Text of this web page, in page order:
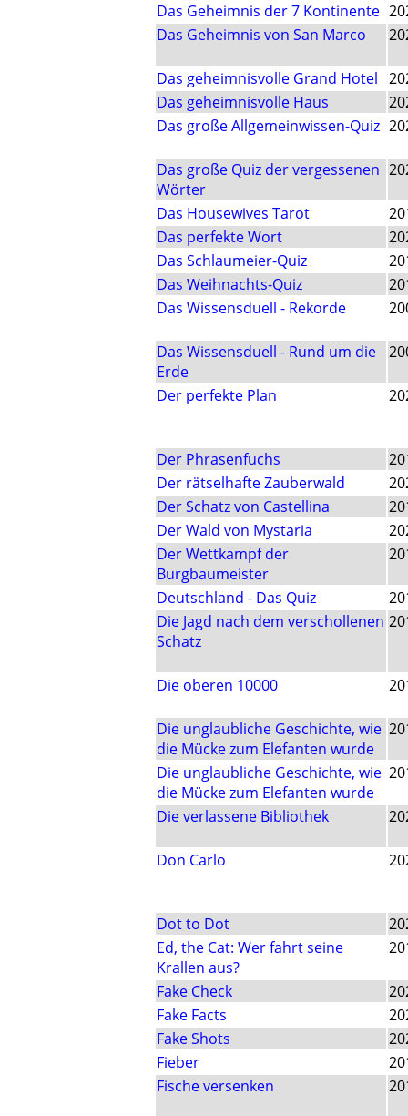
Das Geheimnis der 7 Kontinente
Das Geheimnis von San Marco
Das geheimnisvolle Grand Hotel
Das geheimnisvolle Haus
Das große Allgemeinwissen-Quiz
Das große Quiz der vergessenen
Wörter
Das Housewives Tarot
Das perfekte Wort
Das Schlaumeier-Quiz
Das Weihnachts-Quiz
Das Wissensduell - Rekorde
Das Wissensduell - Rund um die
Erde
Der perfekte Plan
Der Phrasenfuchs
Der rätselhafte Zauberwald
Der Schatz von Castellina
Der Wald von Mystaria
Der Wettkampf der
Burgbaumeister
Deutschland - Das Quiz
Die Jagd nach dem verschollenen
Schatz
Die oberen 10000
Die unglaubliche Geschichte, wie
die Mücke zum Elefanten wurde
Die unglaubliche Geschichte, wie
die Mücke zum Elefanten wurde
Die verlassene Bibliothek
Don Carlo
Dot to Dot
Ed, the Cat: Wer fahrt seine
Krallen aus?
Fake Check
Fake Facts
Fake Shots
Fieber
Fische versenken